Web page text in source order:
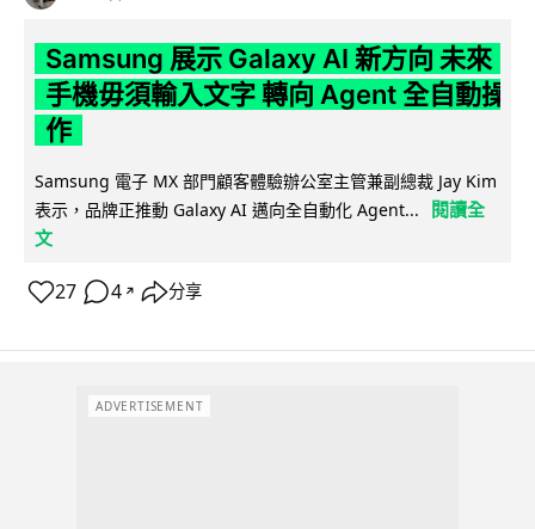
Samsung 展示 Galaxy AI 新方向 未來
手機毋須輸入文字 轉向 Agent 全自動操
作
Samsung 電子 MX 部門顧客體驗辦公室主管兼副總裁 Jay Kim
表示，品牌正推動 Galaxy AI 邁向全自動化 Agent...
閱讀全
文
27 4 ↗ 分享
ADVERTISEMENT